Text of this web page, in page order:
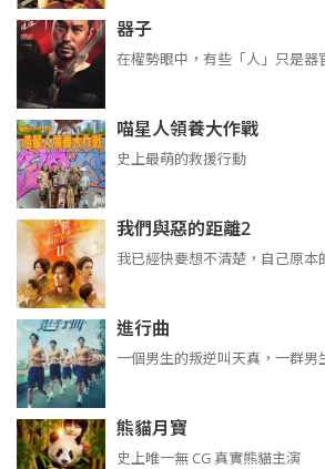
器子
在權勢眼中，有些「人」只是器
喵星人領養大作戰
史上最萌的救援行動
我們與惡的距離2
我已經快要想不清楚，自己原本
進行曲
一個男生的叛逆叫天真，一群男
熊貓月寶
史上唯一無 CG 真實熊貓主演